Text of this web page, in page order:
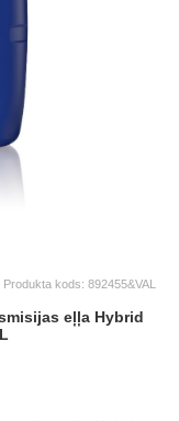
Produkta kods: 892455&VAL